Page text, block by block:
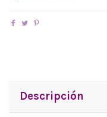
Descripción